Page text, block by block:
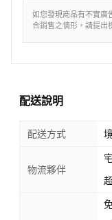
如您發現商品有不實廣
合銷售之情形，請提出
配送說明
配送方式
物流夥伴